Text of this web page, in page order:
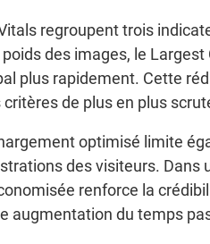
regroupent trois
poids des images, le
plus rapidement. Cette
de plus en plus
optimisé limite
des visiteurs. Dans
renforce la
augmentation du temps